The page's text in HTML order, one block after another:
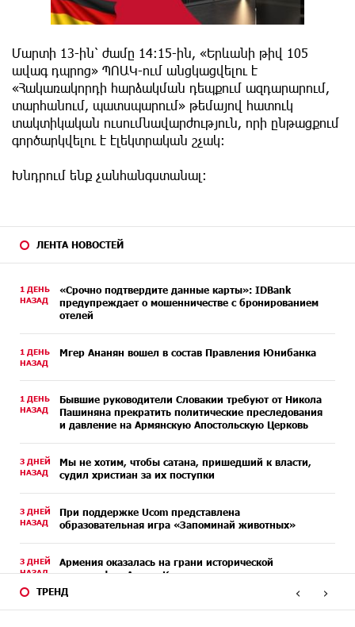
ЛЕНТА НОВОСТЕЙ
1 ДЕНЬ
НАЗАД
«Срочно подтвердите данные карты»: IDBank
предупреждает о мошенничестве с бронированием
отелей
1 ДЕНЬ
НАЗАД
Мгер Ананян вошел в состав Правления Юнибанка
1 ДЕНЬ
НАЗАД
Бывшие руководители Словакии требуют от Никола
Пашиняна прекратить политические преследования
и давление на Армянскую Апостольскую Церковь
3 ДНЕЙ
НАЗАД
Мы не хотим, чтобы сатана, пришедший к власти,
судил христиан за их поступки
3 ДНЕЙ
НАЗАД
При поддержке Ucom представлена
образовательная игра «Запоминай животных»
3 ДНЕЙ
НАЗАД
Армения оказалась на грани исторической
катастрофы․ Аршак Карапетян
3 ДНЕЙ
Выполняя требования агрессора, мира не достичь.
Մարտի 13-ին՝ ժամը 14։15-ին, «Երևանի թիվ 105
ավագ դպրոց» ՊՈԱԿ-ում անցկացվելու է
«Հակառակորդի հարձակման դեպքում ազդարարում,
տարհանում, պատսպարում» թեմայով հատուկ
տակտիկական ուսումնավարժություն, որի ընթացքում
գործարկվելու է էլեկտրական շչակ։
Խնդրում ենք չանհանգստանալ։
ТРЕНД ‹ ›